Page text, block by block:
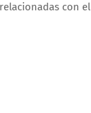
con el